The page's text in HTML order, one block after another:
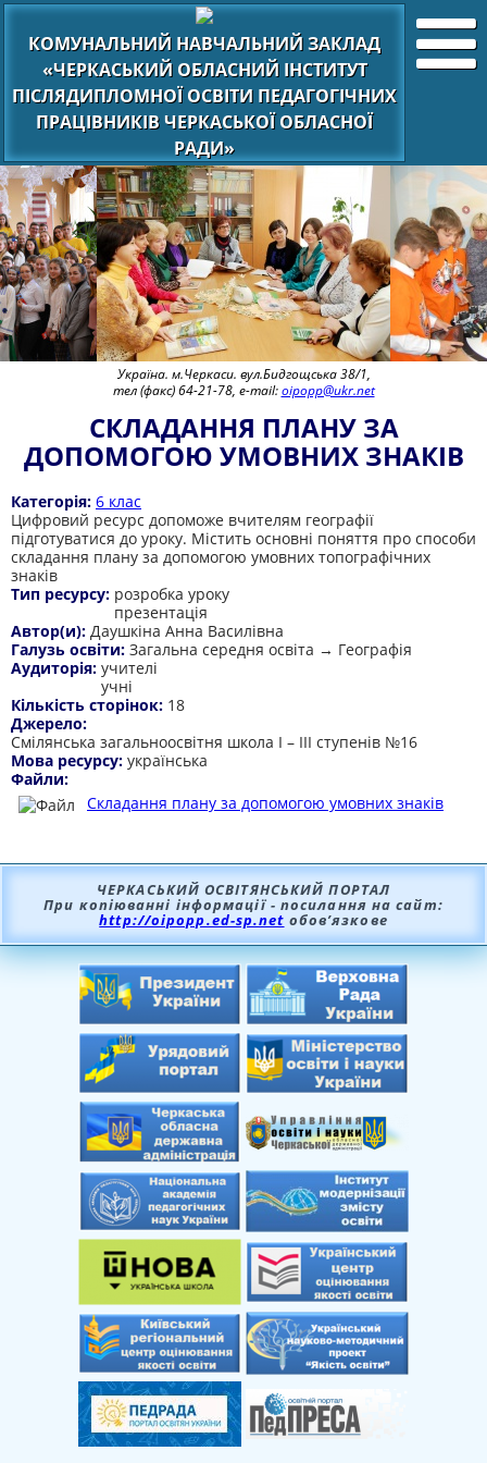
КОМУНАЛЬНИЙ НАВЧАЛЬНИЙ ЗАКЛАД
«ЧЕРКАСЬКИЙ ОБЛАСНИЙ ІНСТИТУТ
ПІСЛЯДИПЛОМНОЇ ОСВІТИ ПЕДАГОГІЧНИХ
ПРАЦІВНИКІВ ЧЕРКАСЬКОЇ ОБЛАСНОЇ
РАДИ»
Україна. м.Черкаси. вул.Бидгощська 38/1,
тел (факс) 64-21-78, e-mail:oipopp@ukr.net
СКЛАДАННЯ ПЛАНУ ЗА
ДОПОМОГОЮ УМОВНИХ ЗНАКІВ
Категорія: 6 клас
Цифровий ресурс допоможе вчителям географії
підготуватися до уроку. Містить основні поняття про способи
складання плану за допомогою умовних топографічних
знаків
Тип ресурсу: розробка уроку
презентація
Автор(и): Даушкіна Анна Василівна
Галузь освіти: Загальна середня освіта → Географія
Аудиторія: учителі
учні
Кількість сторінок: 18
Джерело:
Смілянська загальноосвітня школа І – ІІІ ступенів №16
Мова ресурсу: українська
Файли:
Складання плану за допомогою умовних знаків
ЧЕРКАСЬКИЙ ОСВІТЯНСЬКИЙ ПОРТАЛ
При копіюванні інформації - посилання на сайт:
http://oipopp.ed-sp.net обов’язкове